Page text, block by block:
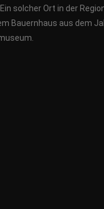
solcher Ort in der
Bauernhaus aus dem